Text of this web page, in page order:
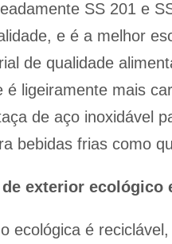
SS 201 e
e é a melhor
de qualidade
é ligeiramente mais
de aço inoxidável
bebidas frias como
exterior ecológico
ecológica é